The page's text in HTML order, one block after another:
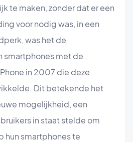
te maken, zonder dat er een
voor nodig was, in een
was het de
smartphones met de
in 2007 die deze
Dit betekende het
mogelijkheid, een
in staat stelde om
smartphones te